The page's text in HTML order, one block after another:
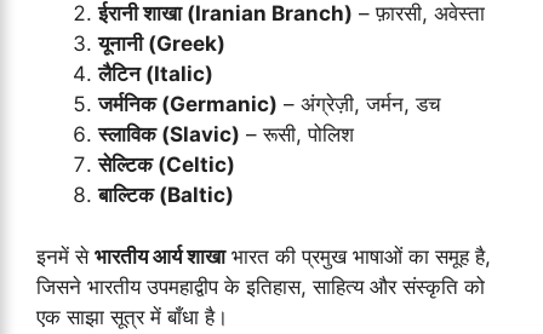
ईरानी शाखा (Iranian Branch) – फ़ारसी, अवेस्ता
यूनानी (Greek)
लैटिन (Italic)
जर्मनिक (Germanic) – अंग्रेज़ी, जर्मन, डच
स्लाविक (Slavic) – रूसी, पोलिश
सेल्टिक (Celtic)
बाल्टिक (Baltic)
इनमें से भारतीय आर्य शाखाभारत की प्रमुख भाषाओं का समूह है,
जिसने भारतीय उपमहाद्वीप के इतिहास, साहित्य और संस्कृति को
एक साझा सूत्र में बाँधा है।